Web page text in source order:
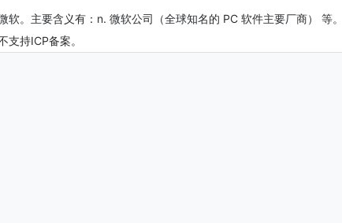
。主要含义有：n. 微软公司（全球知名的 PC 软件主要厂商） 等。
持ICP备案。